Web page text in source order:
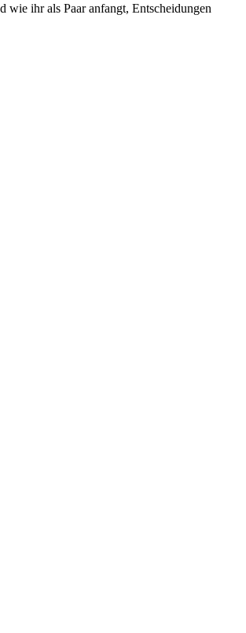
wie ihr als Paar anfangt, Entscheidungen